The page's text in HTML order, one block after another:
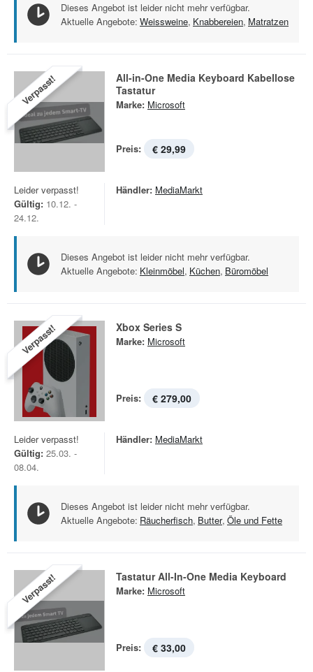
Dieses Angebot ist leider nicht mehr verfügbar.
Aktuelle Angebote: Weissweine, Knabbereien, Matratzen
Verpasst!
All-in-One Media Keyboard Kabellose
Tastatur
Marke: Microsoft
Preis: € 29,99
Leider verpasst!
Gültig: 10.12. -
24.12.
Händler: MediaMarkt
Dieses Angebot ist leider nicht mehr verfügbar.
Aktuelle Angebote: Kleinmöbel, Küchen, Büromöbel
Verpasst! Xbox Series S
Marke: Microsoft
Preis: € 279,00
Leider verpasst!
Gültig: 25.03. -
08.04.
Händler: MediaMarkt
Dieses Angebot ist leider nicht mehr verfügbar.
Aktuelle Angebote: Räucherfisch, Butter, Öle und Fette
Verpasst! Tastatur All-In-One Media Keyboard
Marke: Microsoft
Preis: € 33,00